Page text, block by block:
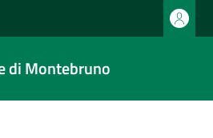
di Montebruno